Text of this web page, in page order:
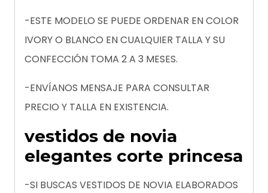
-ESTE MODELO SE PUEDE ORDENAR EN COLOR
IVORY O BLANCO EN CUALQUIER TALLA Y SU
CONFECCIÓN TOMA 2 A 3 MESES.
-ENVÍANOS MENSAJE PARA CONSULTAR
PRECIO Y TALLA EN EXISTENCIA.
vestidos de novia
elegantes corte princesa
-SI BUSCAS VESTIDOS DE NOVIA ELABORADOS